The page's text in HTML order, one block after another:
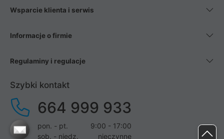
Wsparcie klienta i serwis
Informacje o firmie
Regulaminy i regulacje
Szybki kontakt
664 999 933
pon. - pt.
9:00 - 17:00
sob. - niedz.
nieczynne